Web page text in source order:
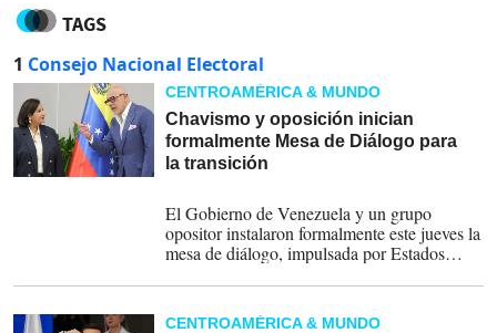
TAGS
1 Consejo Nacional Electoral
CENTROAMÉRICA & MUNDO
Chavismo y oposición inician
formalmente Mesa de Diálogo para
la transición
El Gobierno de Venezuela y un grupo
opositor instalaron formalmente este jueves la
mesa de diálogo, impulsada por Estados
el país suramericano.
CENTROAMÉRICA & MUNDO